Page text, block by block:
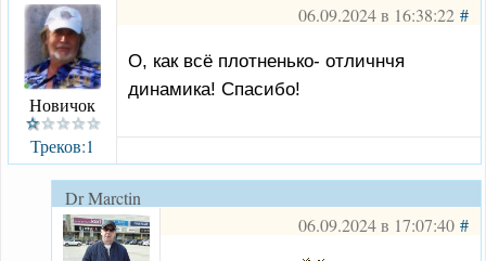
06.09.2024 в 16:38:22#
Новичок
Треков:1
О, как всё плотненько- отличнчя
динамика! Спасибо!
Dr Marctin
06.09.2024 в 17:07:40#